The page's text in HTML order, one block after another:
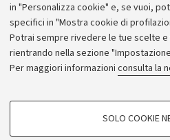
in "Personalizza cookie" e, se vuoi,
specifici in "Mostra cookie di
Potrai sempre rivedere le tue scelte
rientrando nella sezione
Per maggiori informazioni consulta la
COOKIE DI PROFILAZIONE -
SOLO COOKIE
Albo
Amministrazione
Atti di
Informazioni sul
Dichiarazione di
Privacy e